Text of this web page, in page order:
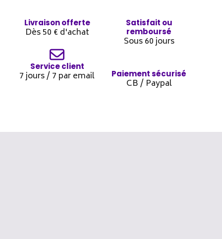
Livraison offerte
Dès 50 € d'achat
Satisfait ou
remboursé
Sous 60 jours
Service client
7 jours / 7 par email Paiement sécurisé
CB / Paypal